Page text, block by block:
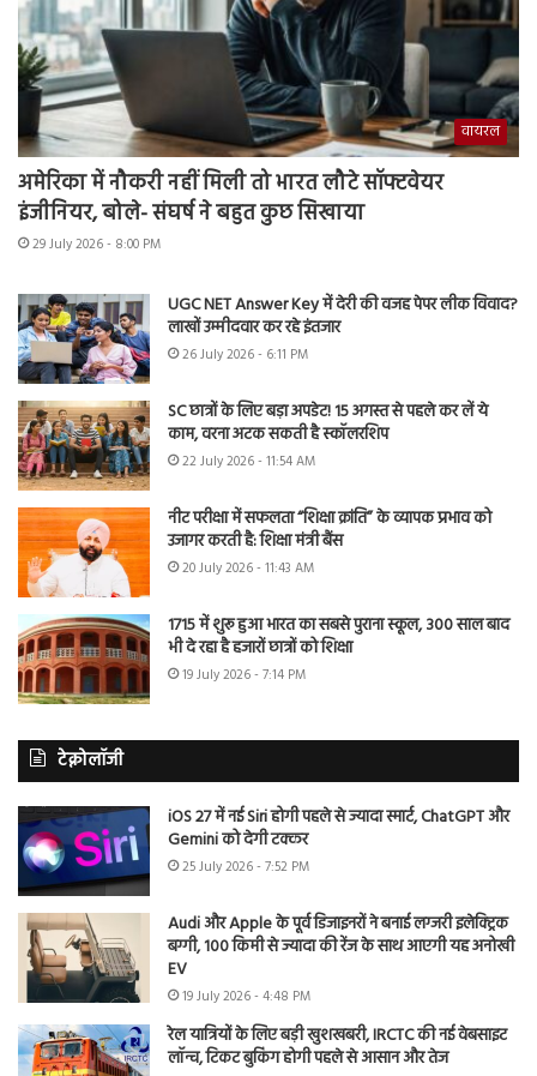
वायरल
अमेरिका में नौकरी नहीं मिली तो भारत लौटे सॉफ्टवेयर
इंजीनियर, बोले- संघर्ष ने बहुत कुछ सिखाया
29 July 2026 - 8:00 PM
UGC NET Answer Key में देरी की वजह पेपर लीक विवाद?
लाखों उम्मीदवार कर रहे इंतजार
26 July 2026 - 6:11 PM
SC छात्रों के लिए बड़ा अपडेट! 15 अगस्त से पहले कर लें ये
काम, वरना अटक सकती है स्कॉलरशिप
22 July 2026 - 11:54 AM
नीट परीक्षा में सफलता “शिक्षा क्रांति” के व्यापक प्रभाव को
उजागर करती है: शिक्षा मंत्री बैंस
20 July 2026 - 11:43 AM
1715 में शुरू हुआ भारत का सबसे पुराना स्कूल, 300 साल बाद
भी दे रहा है हजारों छात्रों को शिक्षा
19 July 2026 - 7:14 PM
टेक्नोलॉजी
iOS 27 में नई Siri होगी पहले से ज्यादा स्मार्ट, ChatGPT और
Gemini को देगी टक्कर
25 July 2026 - 7:52 PM
Audi और Apple के पूर्व डिजाइनरों ने बनाई लग्जरी इलेक्ट्रिक
बग्गी, 100 किमी से ज्यादा की रेंज के साथ आएगी यह अनोखी
EV
19 July 2026 - 4:48 PM
रेल यात्रियों के लिए बड़ी खुशखबरी, IRCTC की नई वेबसाइट
लॉन्च, टिकट बुकिंग होगी पहले से आसान और तेज